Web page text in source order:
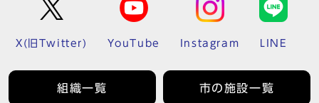
X(旧Twitter) YouTube Instagram LINE
組織一覧 市の施設一覧